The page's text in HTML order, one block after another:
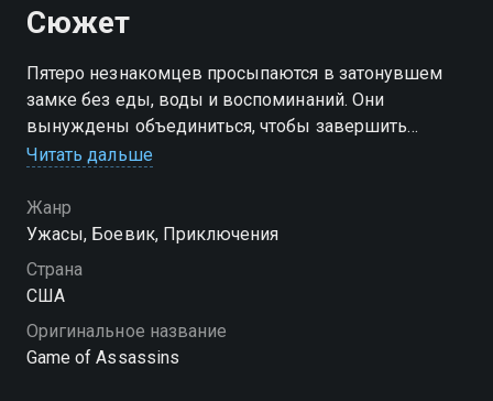
Сюжет
Пятеро незнакомцев просыпаются в затонувшем
замке без еды, воды и воспоминаний. Они
вынуждены объединиться, чтобы завершить
зловещее приключение
Читать дальше
Жанр
Ужасы, Боевик, Приключения
Страна
США
Оригинальное название
Game of Assassins